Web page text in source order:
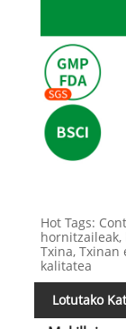
Hot Tags:
hornitzaileak,
Txina, Txinan
kalitatea
Lotutako